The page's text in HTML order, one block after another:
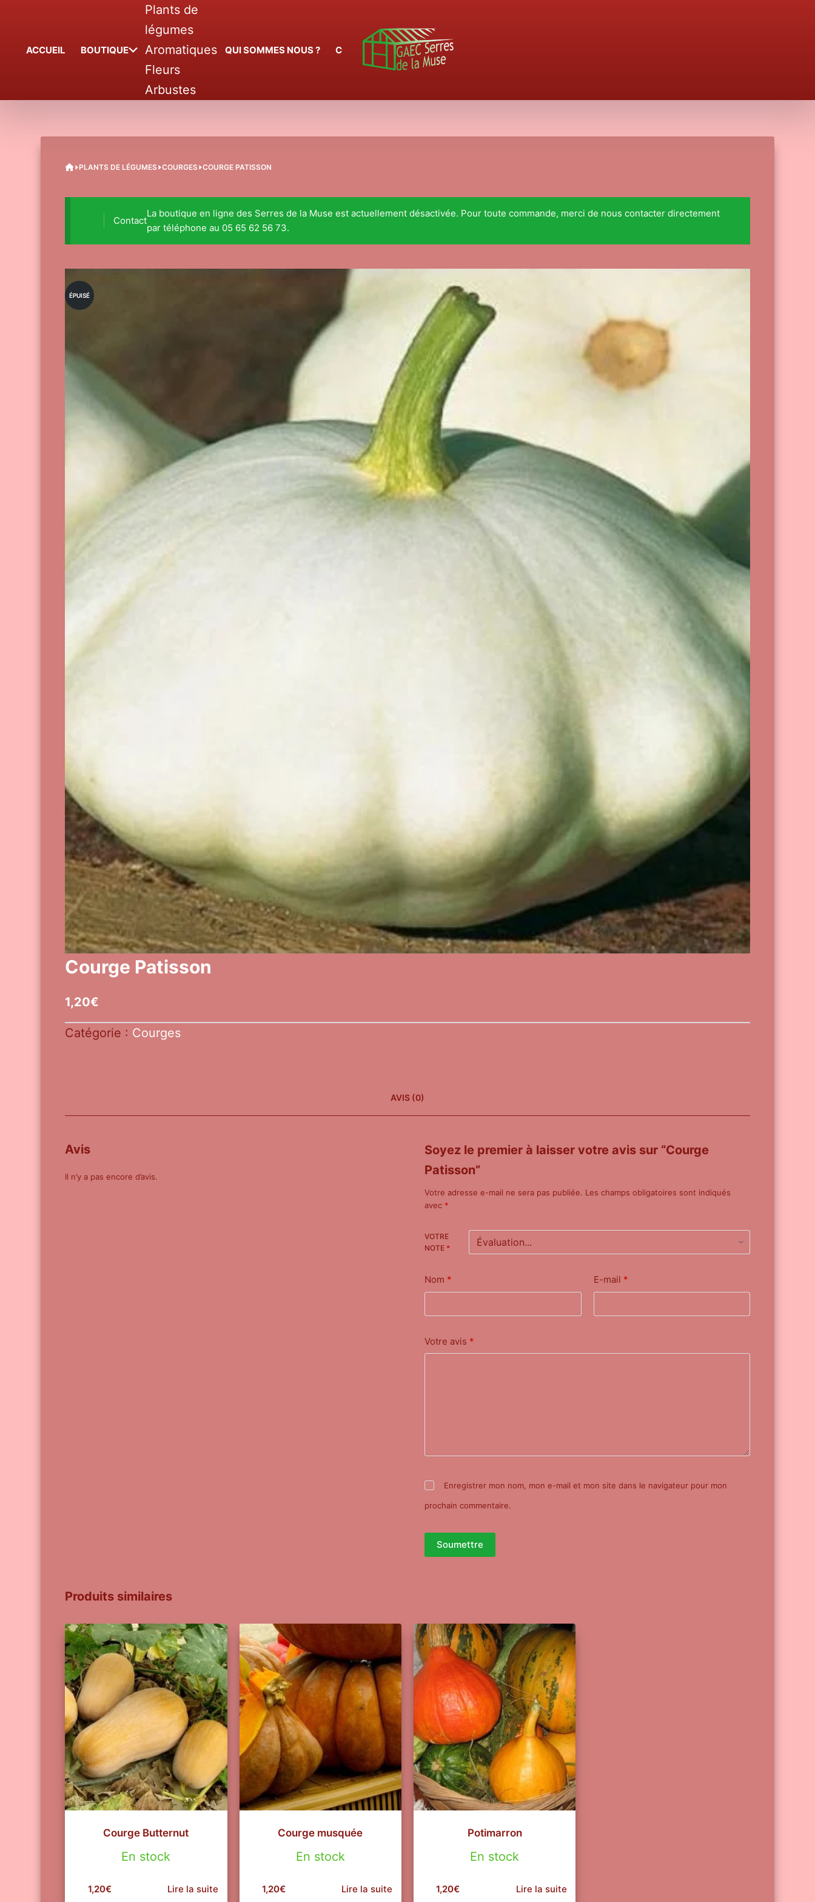
contenuACCUEIL BOUTIQUE
Plants de
légumes
Aromatiques
Fleurs
Arbustes
QUI SOMMES NOUS ? CONTACT
ACCUEIL
PLANTS DE LÉGUMES COURGES COURGE PATISSON
Contact
La boutique en ligne des Serres de la Muse est actuellement désactivée. Pour toute commande, merci de nous contacter directement
par téléphone au 05 65 62 56 73.
ÉPUISÉ
Courge Patisson
1,20€
Catégorie : Courges
AVIS (0)
Avis
Il n’y a pas encore d’avis.
Soyez le premier à laisser votre avis sur “Courge
Patisson”
Votre adresse e-mail ne sera pas publiée. Les champs obligatoires sont indiqués
avec *
VOTRE
NOTE *
Nom * E-mail *
Votre avis *
Enregistrer mon nom, mon e-mail et mon site dans le navigateur pour mon
prochain commentaire.
Soumettre
Produits similaires
Courge Butternut
En stock
1,20€ Lire la suite
Courge musquée
En stock
1,20€ Lire la suite
Potimarron
En stock
1,20€ Lire la suite